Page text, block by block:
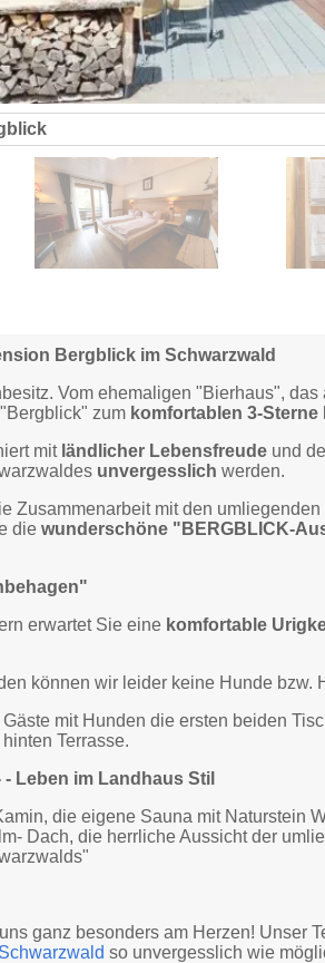
Bergblick im Schwarzwald
Vom ehemaligen "Bierhaus",
zum komfortablen 3-
mitländlicher Lebensfreude und
unvergesslich werden.
Zusammenarbeit mit den
diewunderschöne "BERGBLICK-
erwartet Sie eine komfortable
können wir leider keine Hunde bzw.
mit Hunden die ersten beiden
Terrasse.
Leben im Landhaus Stil
die eigene Sauna mit Naturstein
Dach, die herrliche Aussicht der
ganz besonders am Herzen! Unser
so unvergesslich wie